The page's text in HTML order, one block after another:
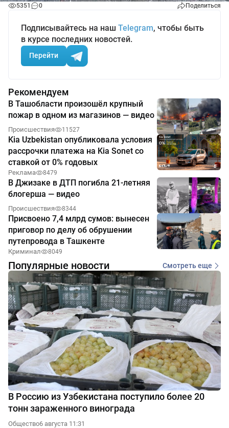
5351 0 Поделиться
Подписывайтесь на наш Telegram, чтобы быть
в курсе последних новостей.
Перейти
Рекомендуем
В Ташобласти произошёл крупный
пожар в одном из магазинов — видео
Происшествия 11527
Kia Uzbekistan опубликовала условия
рассрочки платежа на Kia Sonet со
ставкой от 0% годовых
Реклама 8479
В Джизаке в ДТП погибла 21-летняя
блогерша — видео
Происшествия 8344
Присвоено 7,4 млрд сумов: вынесен
приговор по делу об обрушении
путепровода в Ташкенте
Криминал 8049
Популярные новости Смотреть еще
В Россию из Узбекистана поступило более 20
тонн зараженного винограда
Общество6 августа 11:31